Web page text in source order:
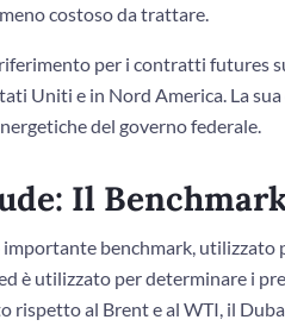
costoso da trattare.
per i contratti futures
Uniti e in Nord America. La
del governo federale.
Il
importante benchmark,
è utilizzato per determinare i
rispetto al Brent e al WTI, il